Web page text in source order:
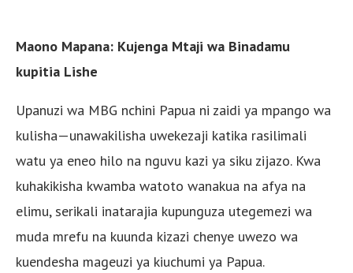
Maono Mapana: Kujenga Mtaji wa Binadamu
kupitia Lishe
Upanuzi wa MBG nchini Papua ni zaidi ya mpango wa
kulisha—unawakilisha uwekezaji katika rasilimali
watu ya eneo hilo na nguvu kazi ya siku zijazo. Kwa
kuhakikisha kwamba watoto wanakua na afya na
elimu, serikali inatarajia kupunguza utegemezi wa
muda mrefu na kuunda kizazi chenye uwezo wa
kuendesha mageuzi ya kiuchumi ya Papua.